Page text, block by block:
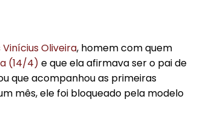
Oliveira, homem com quem
(14/4) e que ela afirmava ser o pai de
que acompanhou as primeiras
mês, ele foi bloqueado pela modelo